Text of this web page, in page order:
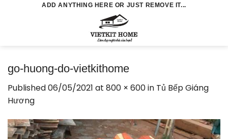
ADD ANYTHING HERE OR JUST REMOVE IT...
go-huong-do-vietkithome
Published06/05/2021 at 800 × 600in Tủ Bếp Giáng
Hương